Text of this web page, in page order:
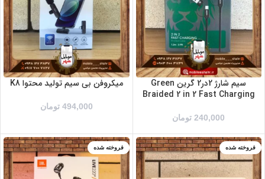
سیم شارژ 2در2 گرین Green
Braided 2 in 2 Fast Charging
240,000 تومان
میکروفن بی سیم تولید محتوا K8
494,000 تومان
فروخته شده فروخته شده